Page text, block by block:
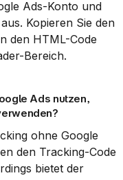
Ads-Konto und
Kopieren Sie den
den HTML-Code
Bereich.
Ads nutzen,
ohne Google
den Tracking-Code
bietet der